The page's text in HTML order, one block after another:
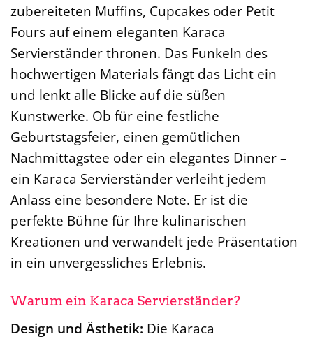
zubereiteten Muffins, Cupcakes oder Petit
Fours auf einem eleganten Karaca
Servierständer thronen. Das Funkeln des
hochwertigen Materials fängt das Licht ein
und lenkt alle Blicke auf die süßen
Kunstwerke. Ob für eine festliche
Geburtstagsfeier, einen gemütlichen
Nachmittagstee oder ein elegantes Dinner –
ein Karaca Servierständer verleiht jedem
Anlass eine besondere Note. Er ist die
perfekte Bühne für Ihre kulinarischen
Kreationen und verwandelt jede Präsentation
in ein unvergessliches Erlebnis.
Warum ein Karaca Servierständer?
Design und Ästhetik: Die Karaca